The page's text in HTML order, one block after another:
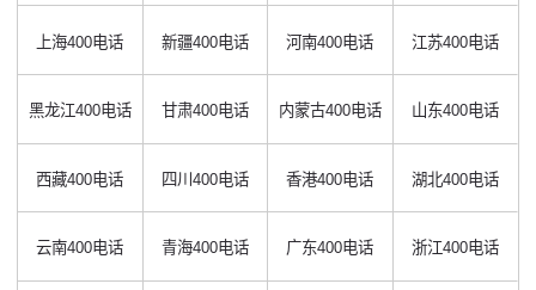
上海400电话 新疆400电话 河南400电话 江苏400电话
黑龙江400电话 甘肃400电话 内蒙古400电话 山东400电话
西藏400电话 四川400电话 香港400电话 湖北400电话
云南400电话 青海400电话 广东400电话 浙江400电话